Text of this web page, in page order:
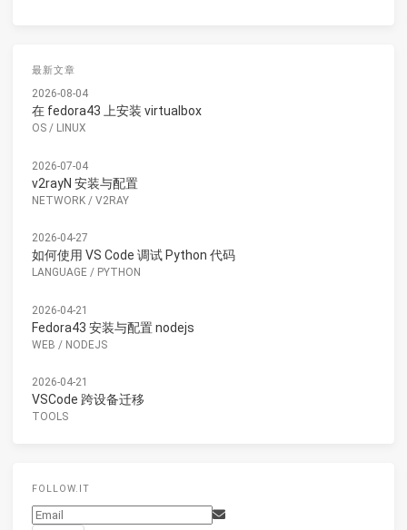
最新文章
2026-08-04
在 fedora43 上安装 virtualbox
OS / LINUX
2026-07-04
v2rayN 安装与配置
NETWORK / V2RAY
2026-04-27
如何使用 VS Code 调试 Python 代码
LANGUAGE / PYTHON
2026-04-21
Fedora43 安装与配置 nodejs
WEB / NODEJS
2026-04-21
VSCode 跨设备迁移
TOOLS
FOLLOW.IT